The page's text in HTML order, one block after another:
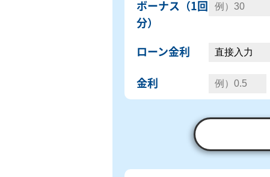
ボーナス（1回
分）
ローン金利
金利